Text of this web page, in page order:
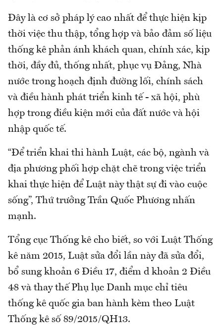
Đây là cơ sở pháp lý cao nhất để thực hiện kịp
thời việc thu thập, tổng hợp và bảo đảm số liệu
thống kê phản ánh khách quan, chính xác, kịp
thời, đầy đủ, thống nhất, phục vụ Đảng, Nhà
nước trong hoạch định đường lối, chính sách
và điều hành phát triển kinh tế - xã hội, phù
hợp trong điều kiện mới của đất nước và hội
nhập quốc tế.
“Để triển khai thi hành Luật, các bộ, ngành và
địa phương phối hợp chặt chẽ trong việc triển
khai thực hiện để Luật này thật sự đi vào cuộc
sống”, Thứ trưởng Trần Quốc Phương nhấn
mạnh.
Tổng cục Thống kê cho biết, so với Luật Thống
kê năm 2015, Luật sửa đổi lần này đã sửa đổi,
bổ sung khoản 6 Điều 17, điểm d khoản 2 Điều
48 và thay thế Phụ lục Danh mục chỉ tiêu
thống kê quốc gia ban hành kèm theo Luật
Thống kê số 89/2015/QH13.